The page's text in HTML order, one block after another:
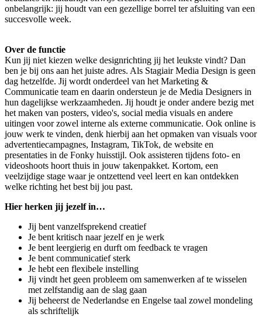
onbelangrijk: jij houdt van een gezellige borrel ter afsluiting van een
succesvolle week.
Over de functie
Kun jij niet kiezen welke designrichting jij het leukste vindt? Dan
ben je bij ons aan het juiste adres. Als Stagiair Media Design is geen
dag hetzelfde. Jij wordt onderdeel van het Marketing &
Communicatie team en daarin ondersteun je de Media Designers in
hun dagelijkse werkzaamheden. Jij houdt je onder andere bezig met
het maken van posters, video's, social media visuals en andere
uitingen voor zowel interne als externe communicatie. Ook online is
jouw werk te vinden, denk hierbij aan het opmaken van visuals voor
advertentiecampagnes, Instagram, TikTok, de website en
presentaties in de Fonky huisstijl. Ook assisteren tijdens foto- en
videoshoots hoort thuis in jouw takenpakket. Kortom, een
veelzijdige stage waar je ontzettend veel leert en kan ontdekken
welke richting het best bij jou past.
Hier herken jij jezelf in…
Jij bent vanzelfsprekend creatief
Je bent kritisch naar jezelf en je werk
Je bent leergierig en durft om feedback te vragen
Je bent communicatief sterk
Je hebt een flexibele instelling
Jij vindt het geen probleem om samenwerken af te wisselen
met zelfstandig aan de slag gaan
Jij beheerst de Nederlandse en Engelse taal zowel mondeling
als schriftelijk